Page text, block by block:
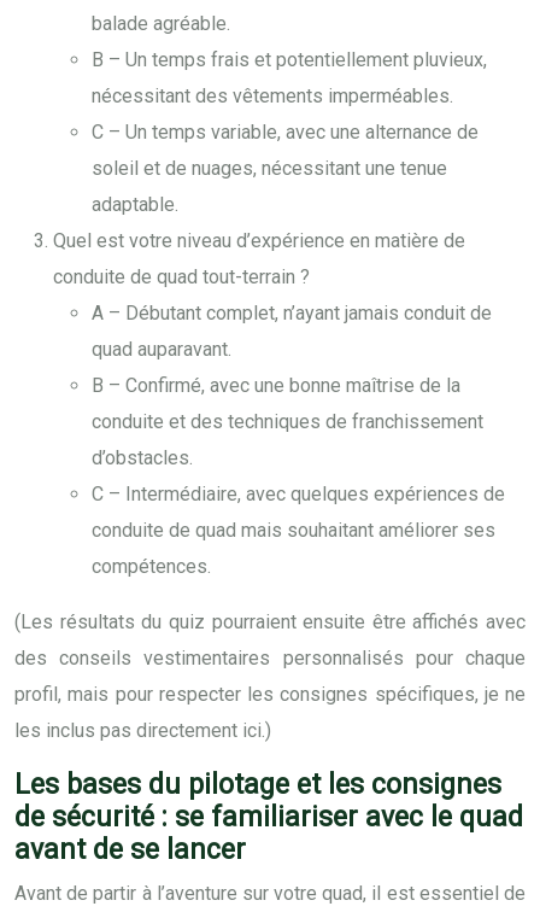
balade agréable.
B – Un temps frais et potentiellement pluvieux,
nécessitant des vêtements imperméables.
C – Un temps variable, avec une alternance de
soleil et de nuages, nécessitant une tenue
adaptable.
Quel est votre niveau d’expérience en matière de
conduite de quad tout-terrain ?
A – Débutant complet, n’ayant jamais conduit de
quad auparavant.
B – Confirmé, avec une bonne maîtrise de la
conduite et des techniques de franchissement
d’obstacles.
C – Intermédiaire, avec quelques expériences de
conduite de quad mais souhaitant améliorer ses
compétences.
(Les résultats du quiz pourraient ensuite être affichés avec
des conseils vestimentaires personnalisés pour chaque
profil, mais pour respecter les consignes spécifiques, je ne
les inclus pas directement ici.)
Les bases du pilotage et les consignes
de sécurité : se familiariser avec le quad
avant de se lancer
Avant de partir à l’aventure sur votre quad, il est essentiel de